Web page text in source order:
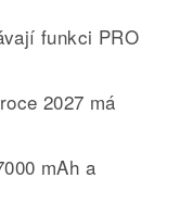
funkci PRO
2027 má
mAh a